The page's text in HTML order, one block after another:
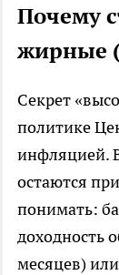
Почему
жирные
Секрет
политике
инфляцией.
остаются
понимать:
доходность
месяцев)